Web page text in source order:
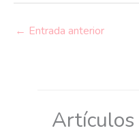
← Entrada anterior
Artículos